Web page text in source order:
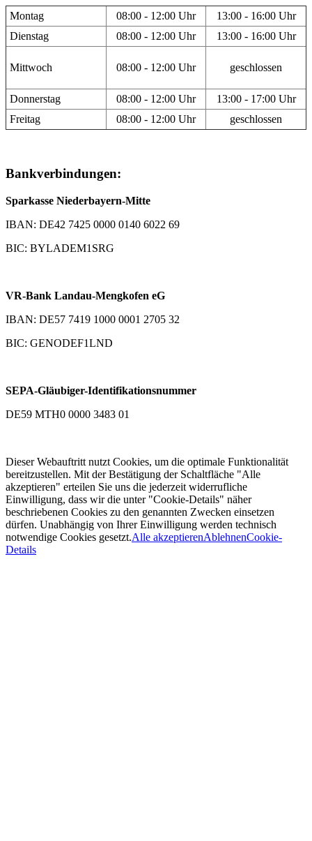
Montag 08:00 - 12:00 Uhr
13:00 - 16:00 Uhr
Dienstag
08:00 - 12:00 Uhr 13:00 - 16:00 Uhr
Mittwoch 08:00 - 12:00 Uhr geschlossen
Donnerstag 08:00 - 12:00 Uhr
13:00 - 17:00 Uhr
Freitag
08:00 - 12:00 Uhr geschlossen
Bankverbindungen:
Sparkasse Niederbayern-Mitte
IBAN: DE42 7425 0000 0140 6022 69
BIC: BYLADEM1SRG
VR-Bank Landau-Mengkofen eG
IBAN: DE57 7419 1000 0001 2705 32
BIC: GENODEF1LND
SEPA-Gläubiger-Identifikationsnummer
DE59 MTH0 0000 3483 01
Dieser Webauftritt nutzt Cookies, um die optimale Funktionalität
bereitzustellen. Mit der Bestätigung der Schaltfläche "Alle
akzeptieren" erteilen Sie uns die jederzeit widerrufliche
Einwilligung, dass wir die unter "Cookie-Details" näher
beschriebenen Cookies zu den genannten Zwecken einsetzen
dürfen. Unabhängig von Ihrer Einwilligung werden technisch
notwendige Cookies gesetzt.Alle akzeptierenAblehnenCookie-
Details